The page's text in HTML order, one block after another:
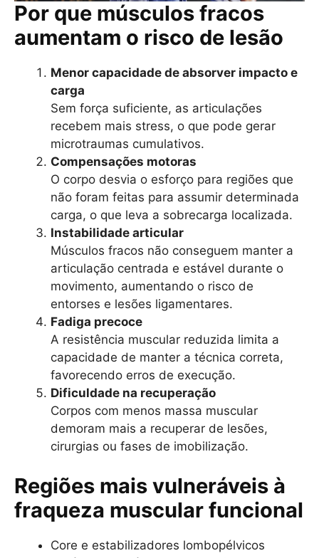
Por que músculos fracos
aumentam o risco de lesão
Menor capacidade de absorver impacto e
carga
Sem força suficiente, as articulações
recebem mais stress, o que pode gerar
microtraumas cumulativos.
Compensações motoras
O corpo desvia o esforço para regiões que
não foram feitas para assumir determinada
carga, o que leva a sobrecarga localizada.
Instabilidade articular
Músculos fracos não conseguem manter a
articulação centrada e estável durante o
movimento, aumentando o risco de
entorses e lesões ligamentares.
Fadiga precoce
A resistência muscular reduzida limita a
capacidade de manter a técnica correta,
favorecendo erros de execução.
Dificuldade na recuperação
Corpos com menos massa muscular
demoram mais a recuperar de lesões,
cirurgias ou fases de imobilização.
Regiões mais vulneráveis à
fraqueza muscular funcional
Core e estabilizadores lombopélvicos